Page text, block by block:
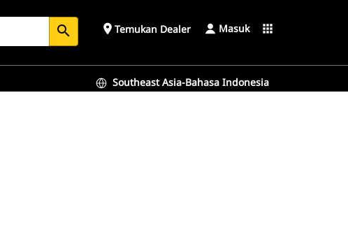
search place Temukan Dealer Masuk apps
Southeast Asia-Bahasa Indonesia